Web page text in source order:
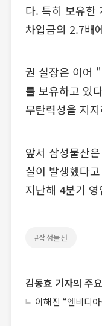
다. 특히 보유한
차입금의 2.7배
권 실장은 이어
를 보유하고 있
무탄력성을 지
앞서 삼성물산
실이 발생했다
지난해 4분기
#삼성물산
김동효 기자의 주
이해진 “엔비디